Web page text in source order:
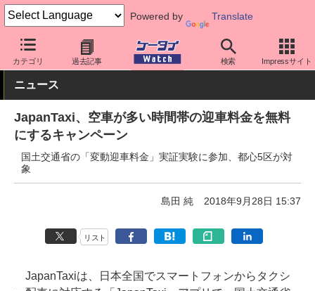
Powered by Translate
カテゴリ 過去記事 検索 Impressサイト
ケータイ Watch アプリ・サービス その他
ニュース
JapanTaxi、空車が多い時間帯の迎車料金を無料
にするキャンペーン
国土交通省の「変動迎車料金」実証実験に参加、都心5区が対
象
島田 純 2018年9月28日 15:37
リスト
JapanTaxiは、日本全国でスマートフォンからタクシ